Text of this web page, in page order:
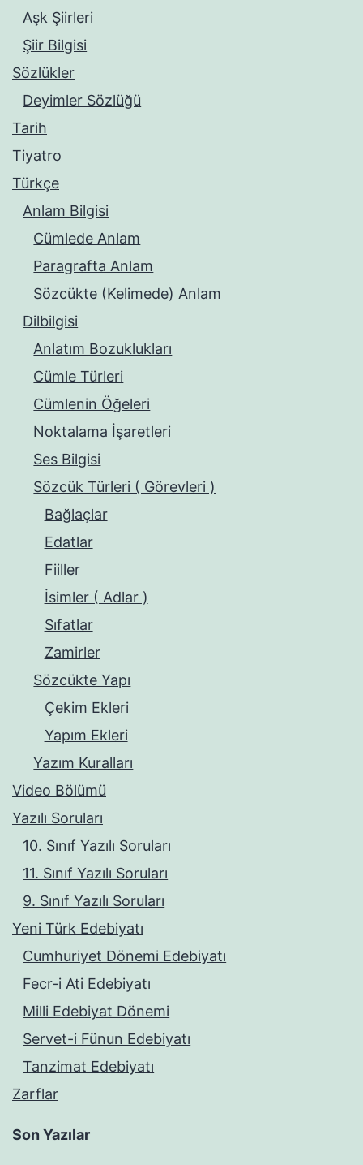
Aşk Şiirleri
Şiir Bilgisi
Sözlükler
Deyimler Sözlüğü
Tarih
Tiyatro
Türkçe
Anlam Bilgisi
Cümlede Anlam
Paragrafta Anlam
Sözcükte (Kelimede) Anlam
Dilbilgisi
Anlatım Bozuklukları
Cümle Türleri
Cümlenin Öğeleri
Noktalama İşaretleri
Ses Bilgisi
Sözcük Türleri ( Görevleri )
Bağlaçlar
Edatlar
Fiiller
İsimler ( Adlar )
Sıfatlar
Zamirler
Sözcükte Yapı
Çekim Ekleri
Yapım Ekleri
Yazım Kuralları
Video Bölümü
Yazılı Soruları
10. Sınıf Yazılı Soruları
11. Sınıf Yazılı Soruları
9. Sınıf Yazılı Soruları
Yeni Türk Edebiyatı
Cumhuriyet Dönemi Edebiyatı
Fecr-i Ati Edebiyatı
Milli Edebiyat Dönemi
Servet-i Fünun Edebiyatı
Tanzimat Edebiyatı
Zarflar
Son Yazılar